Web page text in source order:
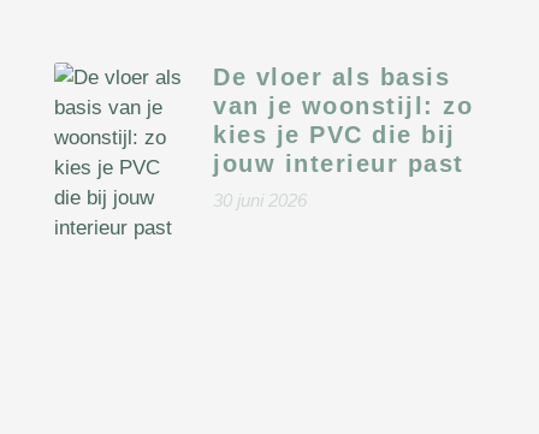
De vloer als basis
van je woonstijl: zo
kies je PVC die bij
jouw interieur past
30 juni 2026